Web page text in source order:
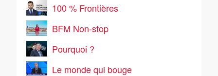
100 % Frontières
BFM Non-stop
Pourquoi ?
Le monde qui bouge